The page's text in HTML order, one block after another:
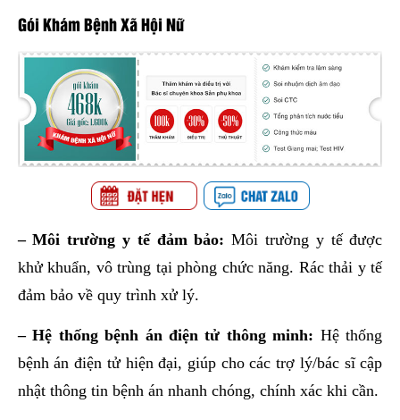
Gói Khám Bệnh Xã Hội Nữ
– Môi trường y tế đảm bảo:Môi trường y tế được
khử khuẩn, vô trùng tại phòng chức năng. Rác thải y tế
đảm bảo về quy trình xử lý.
– Hệ thống bệnh án điện tử thông minh: Hệ thống
bệnh án điện tử hiện đại, giúp cho các trợ lý/bác sĩ cập
nhật thông tin bệnh án nhanh chóng, chính xác khi cần.